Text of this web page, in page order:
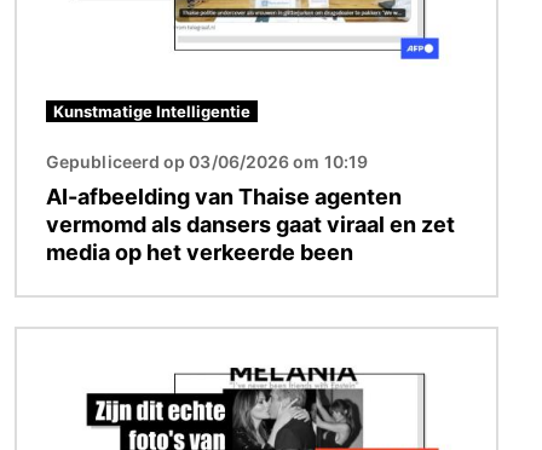
Kunstmatige Intelligentie
Gepubliceerd op 03/06/2026 om 10:19
AI-afbeelding van Thaise agenten
vermomd als dansers gaat viraal en zet
media op het verkeerde been